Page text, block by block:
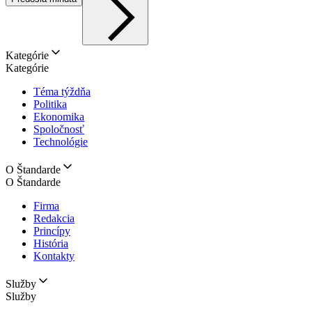
Kategórie
Kategórie
Téma týždňa
Politika
Ekonomika
Spoločnosť
Technológie
O Štandarde
O Štandarde
Firma
Redakcia
Princípy
História
Kontakty
Služby
Služby